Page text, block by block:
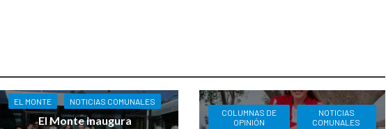
EL MONTE NOTICIAS COMUNALES
El Monte inaugura
COLUMNAS DE
OPINIÓN
NOTICIAS
COMUNALES